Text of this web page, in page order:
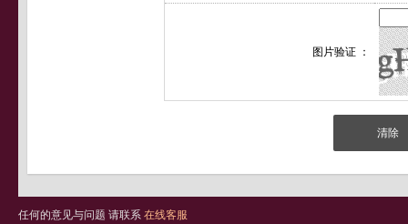
图片验证 ：
任何的意见与问题 请联系 在线客服